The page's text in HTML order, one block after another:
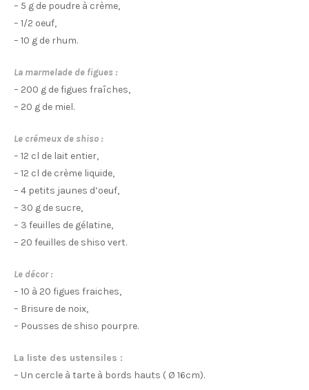
– 5 g de poudre à crème,
– 1/2 oeuf,
– 10 g de rhum.
La marmelade de figues :
– 200 g de figues fraîches,
– 20 g de miel.
Le crémeux de shiso :
– 12 cl de lait entier,
– 12 cl de crème liquide,
– 4 petits jaunes d’oeuf,
– 30 g de sucre,
– 3 feuilles de gélatine,
– 20 feuilles de shiso vert.
Le décor :
– 10 à 20 figues fraiches,
– Brisure de noix,
– Pousses de shiso pourpre.
La liste des ustensiles :
– Un cercle à tarte à bords hauts ( Ø 16cm).